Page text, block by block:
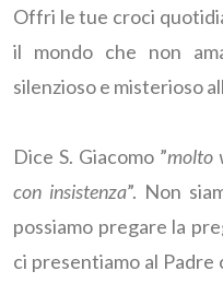
Offri le tue croci
il mondo che non
silenzioso e misterioso
Dice S. Giacomo ”molto
con insistenza”. Non
possiamo pregare la
ci presentiamo al Padre